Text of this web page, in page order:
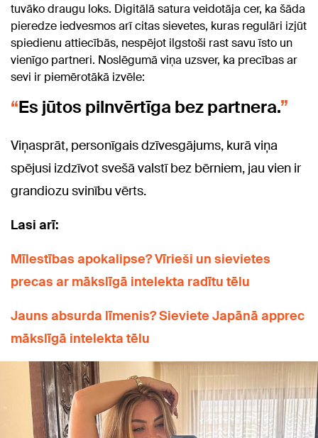
tuvāko draugu loks. Digitālā satura veidotāja cer, ka šāda
pieredze iedvesmos arī citas sievetes, kuras regulāri izjūt
spiedienu attiecībās, nespējot ilgstoši rast savu īsto un
vienīgo partneri. Noslēgumā viņa uzsver, ka precības ar
sevi ir piemērotākā izvēle:
Es jūtos pilnvērtīga bez partnera.
Viņasprāt, personīgais dzīvesgājums, kurā viņa
spējusi izdzīvot svešā valstī bez bērniem, jau vien ir
grandiozu svinību vērts.
Lasi arī:
Mīlestības apokalipse? Vīrieši un sievietes
precas ar mākslīgā intelekta radītu tēlu
Jauns absurda līmenis? Sieviete Japānā apprec
mākslīgā intelekta tēlu